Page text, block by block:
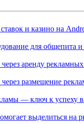
и казино на
для
аренду
размещение
— ключ к успеху
выделиться на